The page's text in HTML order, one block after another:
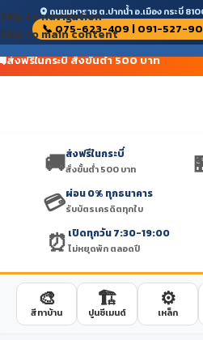
Skip to navigation
Skip to main content
ถนนมหาราช ต.ปากน้ำ อ.เมือง กระบี่
📞 075-623-409 | 091-527-
ส่งฟรีในกระบี่ สั่งขั้นต่ำ 500 บาท
🚚ส่งฟรีในกระบี่
สั่งขั้นต่ำ 500 บาท
💳ผ่อน 0% ทุกธนาคาร
รับบัตรเครดิตทุกใบ
⏰ เปิดทุกวัน 7:30-19:00
ไม่หยุดพัก ตลอดปี
🎨
สีทาบ้าน
🏗️
ปูนซีเมนต์
⚙️
เหล็ก